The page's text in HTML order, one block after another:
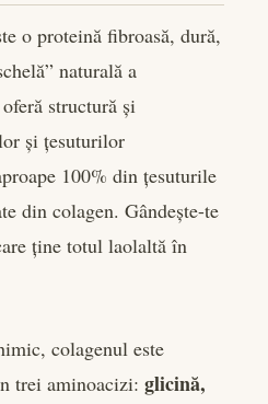
o proteină fibroasă, dură,
naturală a
structură și
și țesuturilor
100% din țesuturile
din colagen. Gândește-te
ține totul laolaltă în
colagenul este
trei aminoacizi: glicină,